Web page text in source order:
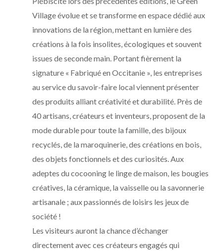
Village évolue et se transforme en espace dédié aux
innovations de la région, mettant en lumière des
créations à la fois insolites, écologiques et souvent
issues de seconde main. Portant fièrement la
signature « Fabriqué en Occitanie », les entreprises
au service du savoir-faire local viennent présenter
des produits alliant créativité et durabilité. Près de
40 artisans, créateurs et inventeurs, proposent de la
mode durable pour toute la famille, des bijoux
recyclés, de la maroquinerie, des créations en bois,
des objets fonctionnels et des curiosités. Aux
adeptes du cocooning le linge de maison, les bougies
créatives, la céramique, la vaisselle ou la savonnerie
artisanale ; aux passionnés de loisirs les jeux de
société !
Les visiteurs auront la chance d’échanger
directement avec ces créateurs engagés qui